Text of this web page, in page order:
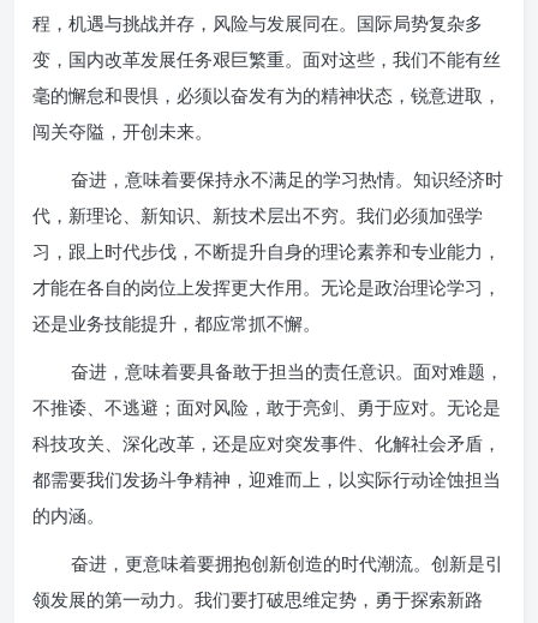
程，机遇与挑战并存，风险与发展同在。国际局势复杂多
变，国内改革发展任务艰巨繁重。面对这些，我们不能有丝
毫的懈怠和畏惧，必须以奋发有为的精神状态，锐意进取，
闯关夺隘，开创未来。
奋进，意味着要保持永不满足的学习热情。知识经济时
代，新理论、新知识、新技术层出不穷。我们必须加强学
习，跟上时代步伐，不断提升自身的理论素养和专业能力，
才能在各自的岗位上发挥更大作用。无论是政治理论学习，
还是业务技能提升，都应常抓不懈。
奋进，意味着要具备敢于担当的责任意识。面对难题，
不推诿、不逃避；面对风险，敢于亮剑、勇于应对。无论是
科技攻关、深化改革，还是应对突发事件、化解社会矛盾，
都需要我们发扬斗争精神，迎难而上，以实际行动诠蚀担当
的内涵。
奋进，更意味着要拥抱创新创造的时代潮流。创新是引
领发展的第一动力。我们要打破思维定势，勇于探索新路